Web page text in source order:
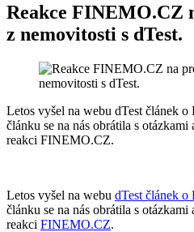
Reakce FINEMO.CZ
z nemovitosti s dTest.
Letos vyšel na webu dTest článek
článku se na nás obrátila s otázkami
reakci FINEMO.CZ.
Letos vyšel na webu dTest článek o
článku se na nás obrátila s otázkami
reakci FINEMO.CZ.